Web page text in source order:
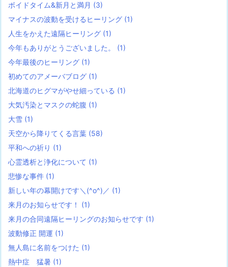
ボイドタイム&新月と満月 (3)
マイナスの波動を受けるヒーリング (1)
人生をかえた遠隔ヒーリング (1)
今年もありがとうございました。 (1)
今年最後のヒーリング (1)
初めてのアメーバブログ (1)
北海道のヒグマがやせ細っている (1)
大気汚染とマスクの蛇腹 (1)
大雪 (1)
天空から降りてくる言葉 (58)
平和への祈り (1)
心霊透析と浄化について (1)
悲惨な事件 (1)
新しい年の幕開けです＼(^o^)／ (1)
来月のお知らせです！ (1)
来月の合同遠隔ヒーリングのお知らせです (1)
波動修正 開運 (1)
無人島に名前をつけた (1)
熱中症 猛暑 (1)